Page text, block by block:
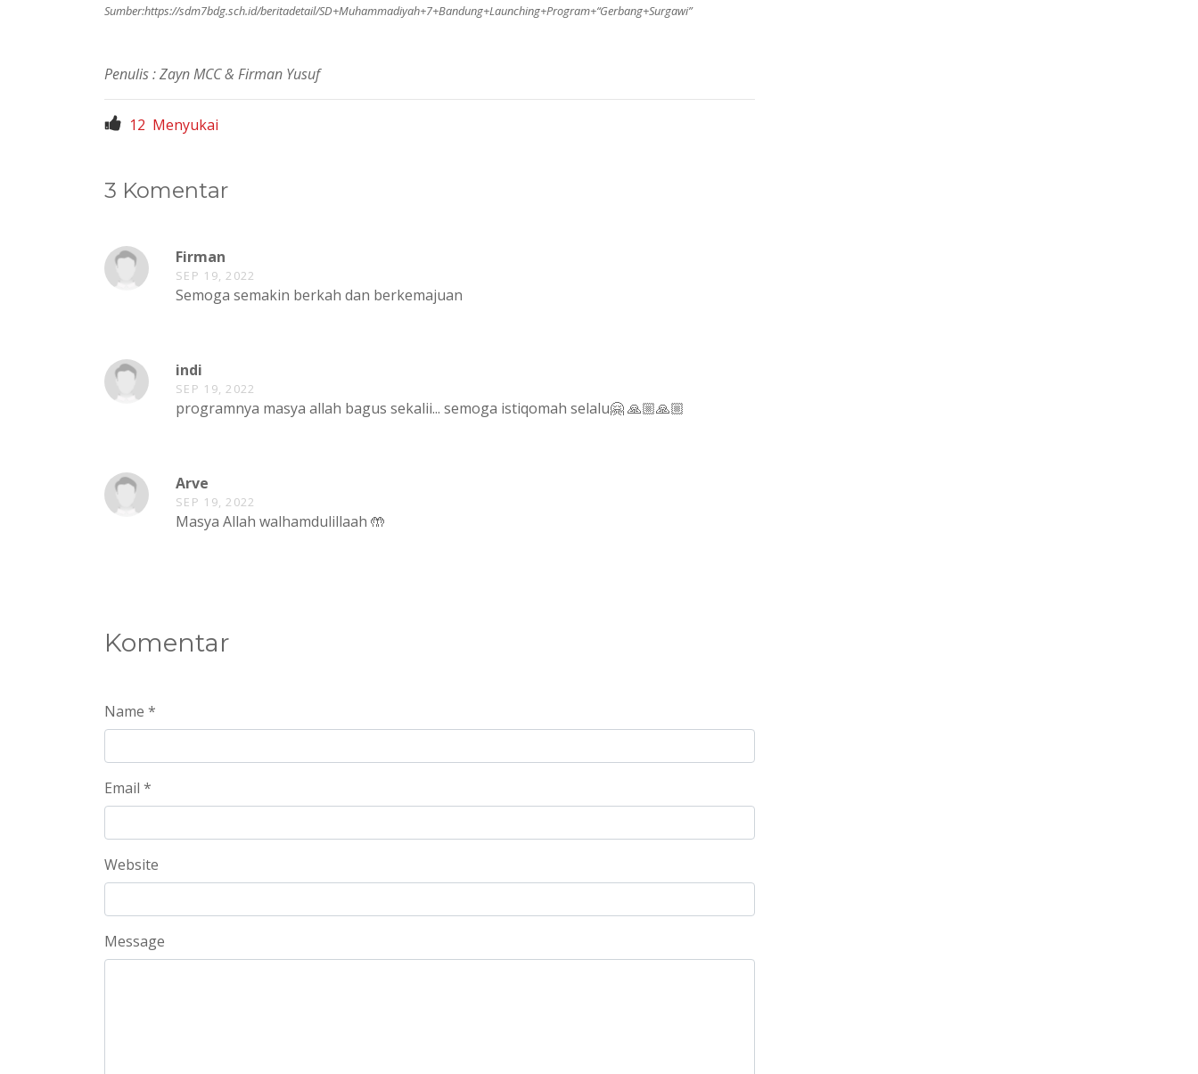
Sumber:https://sdm7bdg.sch.id/beritadetail/SD+Muhammadiyah+7+Bandung+Launching+Program+“Gerbang+Surgawi”
Penulis : Zayn MCC & Firman Yusuf
12 Menyukai
3 Komentar
Firman
SEP 19, 2022
Semoga semakin berkah dan berkemajuan
indi
SEP 19, 2022
programnya masya allah bagus sekalii... semoga istiqomah selalu🤗 🙏🏼🙏🏼
Arve
SEP 19, 2022
Masya Allah walhamdulillaah 🤲
Komentar
Name *
Email *
Website
Message